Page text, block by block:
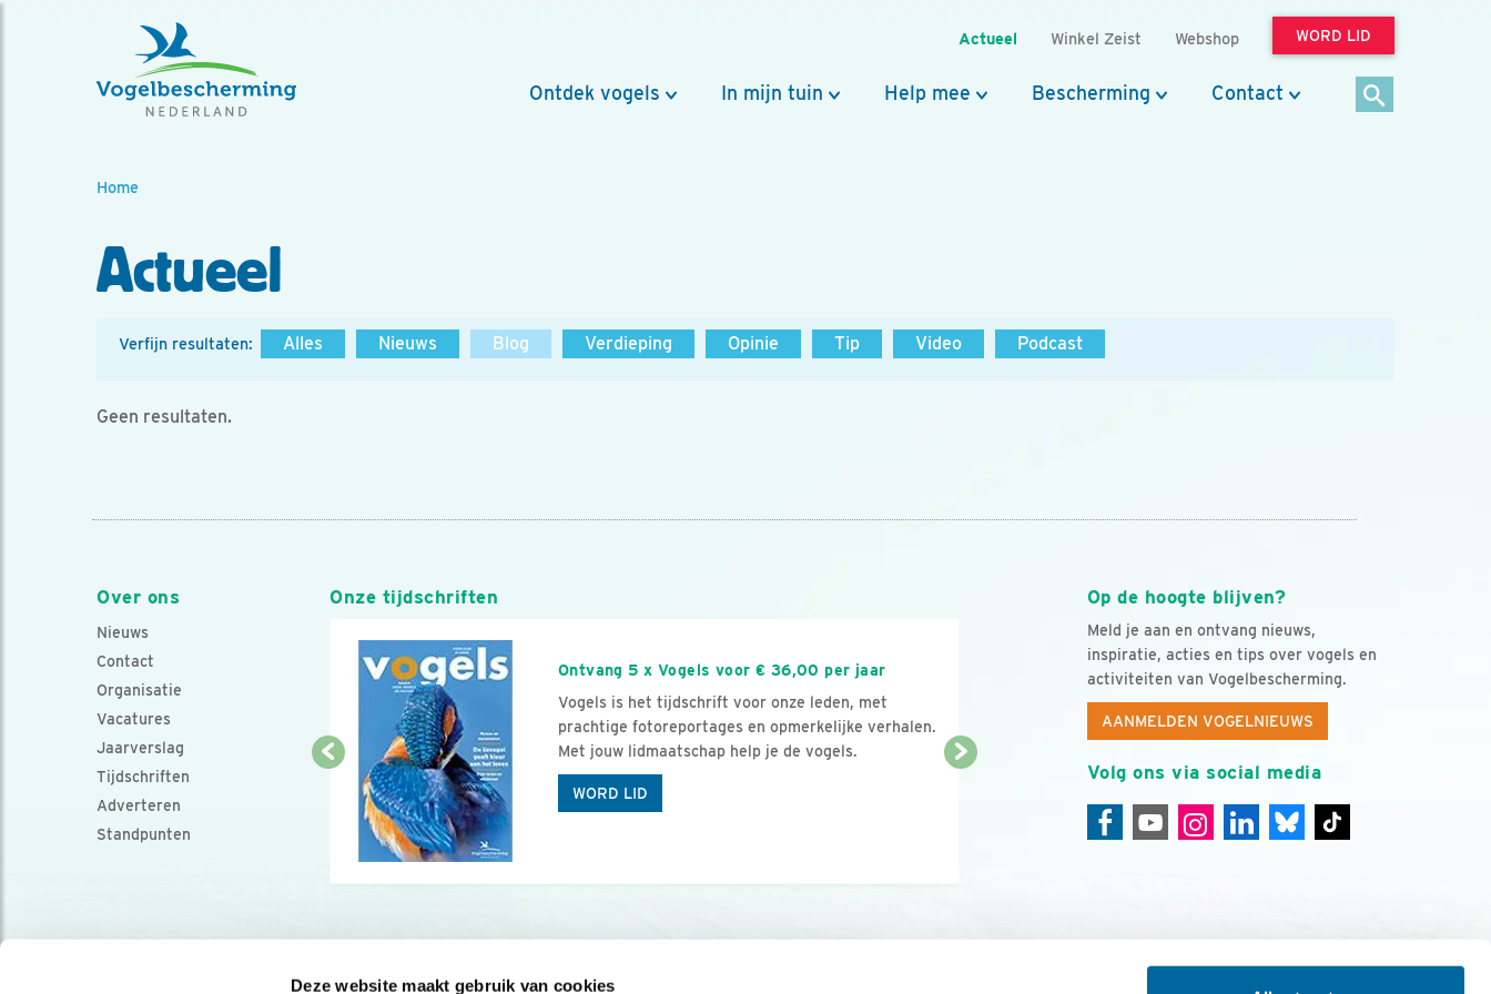
Deze website maakt gebruik van cookies
Actueel Winkel Zeist Webshop WORD LID
Ontdek vogels In mijn tuin Help mee Bescherming Contact
Home
Actueel
Verfijn resultaten: Alles Nieuws Blog Verdieping Opinie Tip Video Podcast
Geen resultaten.
Over ons
Nieuws
Contact
Organisatie
Vacatures
Jaarverslag
Tijdschriften
Adverteren
Standpunten
Op de hoogte blijven?
Meld je aan en ontvang nieuws,
inspiratie, acties en tips over vogels en
activiteiten van Vogelbescherming.
AANMELDEN VOGELNIEUWS
Volg ons via social media
Onze tijdschriften
Ontvang 5 x Vogels voor € 36,00 per jaar
Vogels is het tijdschrift voor onze leden, met
prachtige fotoreportages en opmerkelijke verhalen.
Met jouw lidmaatschap help je de vogels.
WORD LID